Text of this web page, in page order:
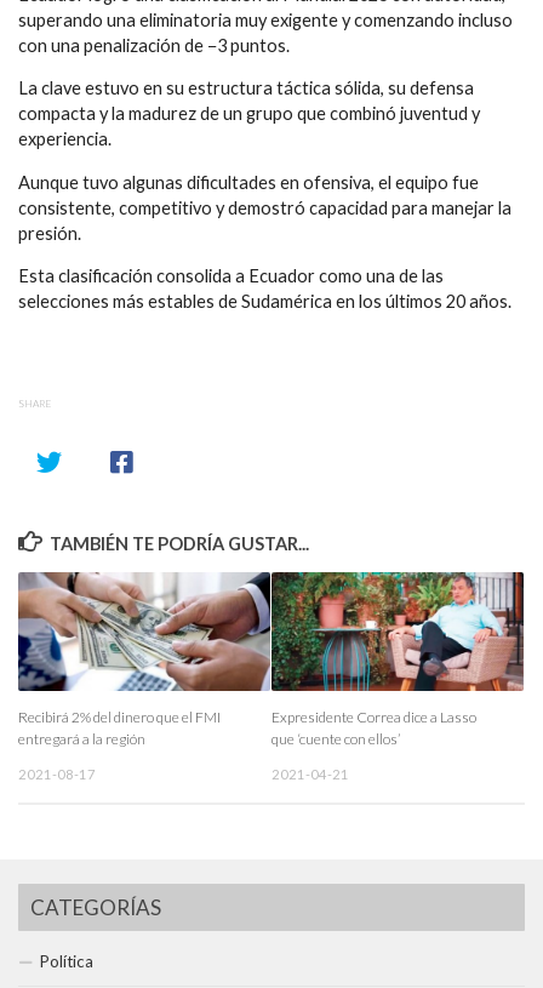
superando una eliminatoria muy exigente y comenzando incluso
con una penalización de −3 puntos.
La clave estuvo en su estructura táctica sólida, su defensa
compacta y la madurez de un grupo que combinó juventud y
experiencia.
Aunque tuvo algunas dificultades en ofensiva, el equipo fue
consistente, competitivo y demostró capacidad para manejar la
presión.
Esta clasificación consolida a Ecuador como una de las
selecciones más estables de Sudamérica en los últimos 20 años.
SHARE
TAMBIÉN TE PODRÍA GUSTAR...
Recibirá 2% del dinero que el FMI
entregará a la región
2021-08-17
Expresidente Correa dice a Lasso
que ‘cuente con ellos’
2021-04-21
CATEGORÍAS
Política